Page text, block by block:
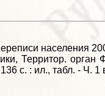
населения
Территор. орган
с. : ил., табл. - Ч.